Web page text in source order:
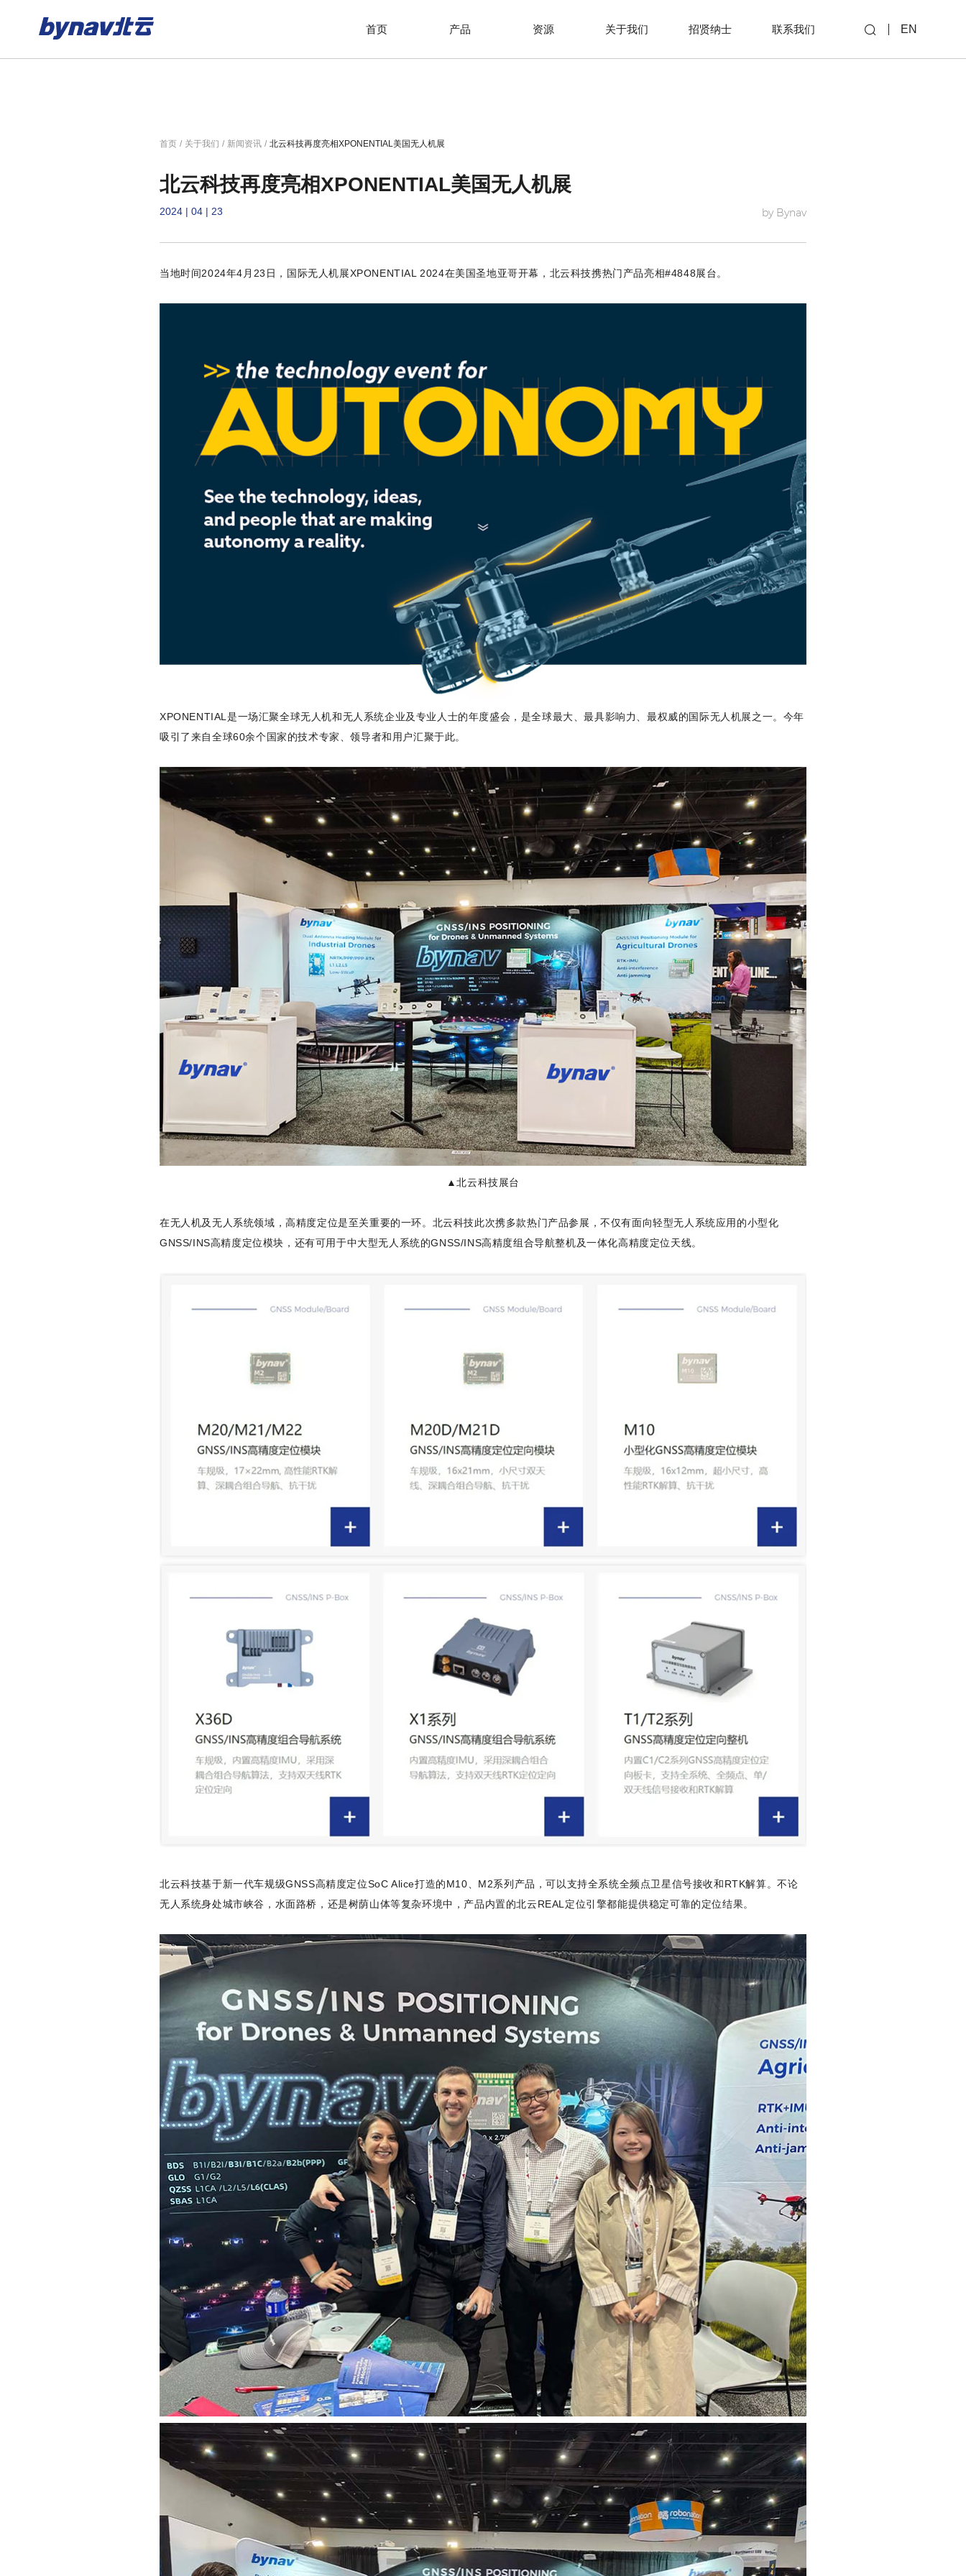
首页 产品 资源 关于我们 招贤纳士 联系我们 EN
首页 / 关于我们 / 新闻资讯 / 北云科技再度亮相XPONENTIAL美国无人机展
北云科技再度亮相XPONENTIAL美国无人机展
2024 | 04 | 23 by Bynav
当地时间2024年4月23日，国际无人机展XPONENTIAL 2024在美国圣地亚哥开幕，北云科技携热门产品亮相#4848展台。
XPONENTIAL是一场汇聚全球无人机和无人系统企业及专业人士的年度盛会，是全球最大、最具影响力、最权威的国际无人机展之一。今年
吸引了来自全球60余个国家的技术专家、领导者和用户汇聚于此。
▲北云科技展台
在无人机及无人系统领域，高精度定位是至关重要的一环。北云科技此次携多款热门产品参展，不仅有面向轻型无人系统应用的小型化
GNSS/INS高精度定位模块，还有可用于中大型无人系统的GNSS/INS高精度组合导航整机及一体化高精度定位天线。
北云科技基于新一代车规级GNSS高精度定位SoC Alice打造的M10、M2系列产品，可以支持全系统全频点卫星信号接收和RTK解算。不论
无人系统身处城市峡谷，水面路桥，还是树荫山体等复杂环境中，产品内置的北云REAL定位引擎都能提供稳定可靠的定位结果。